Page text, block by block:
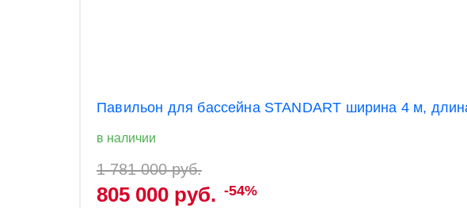
Павильон для бассейна STANDART ширина 4 м,
в наличии
1 781 000 руб.
805 000 руб. -54%